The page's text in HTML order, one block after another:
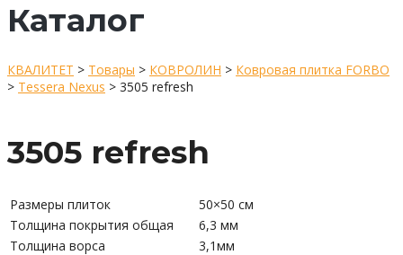
Каталог
КВАЛИТЕТ > Товары > КОВРОЛИН > Ковровая плитка FORBO
> Tessera Nexus > 3505 refresh
3505 refresh
Размеры плиток
50×50 см
Толщина покрытия общая
6,3 мм
Толщина ворса
3,1мм